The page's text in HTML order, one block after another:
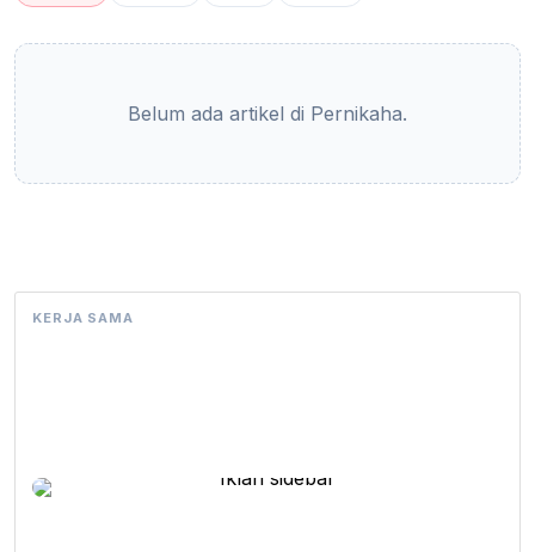
Belum ada artikel di Pernikaha.
KERJA SAMA